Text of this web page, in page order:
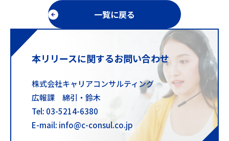
一覧に戻る
本リリースに関するお問い合わせ
株式会社キャリアコンサルティング
広報課 綿引・鈴木
Tel: 03-5214-6380
E-mail: info@c-consul.co.jp